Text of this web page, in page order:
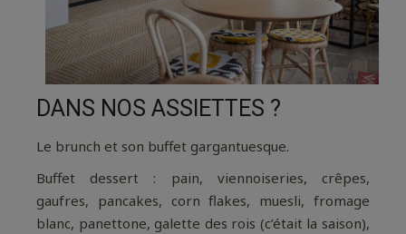
DANS NOS ASSIETTES ?
Le brunch et son buffet gargantuesque.
Buffet dessert : pain, viennoiseries, crêpes,
gaufres, pancakes, corn flakes, muesli, fromage
blanc, panettone, galette des rois (c’était la saison),